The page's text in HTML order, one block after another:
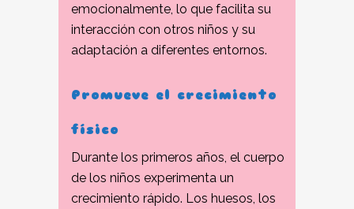
emocionalmente, lo que facilita su
interacción con otros niños y su
adaptación a diferentes entornos.
Promueve el crecimiento
físico
Durante los primeros años, el cuerpo
de los niños experimenta un
crecimiento rápido. Los huesos, los